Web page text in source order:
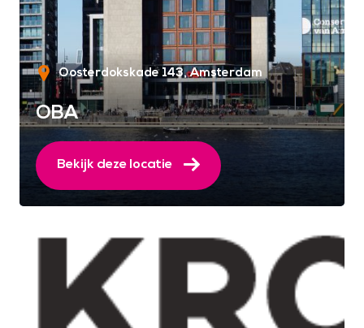
Oosterdokskade 143 Amsterdam
OBA
Bekijk deze locatie